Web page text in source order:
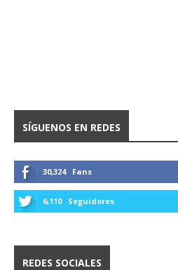
SÍGUENOS EN REDES
30,324 Fans
6,110 Seguidores
REDES SOCIALES